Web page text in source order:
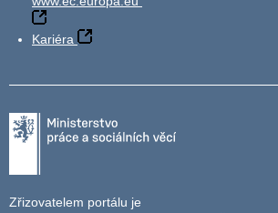
Kariéra
Zřizovatelem portálu je